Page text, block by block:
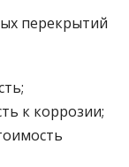
перекрытий
к коррозии;